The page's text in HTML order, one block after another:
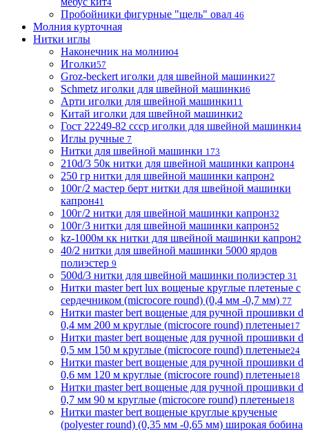
4
Пробойники фигурные "щель" овал 46
Молния курточная
Нитки иглы
Наконечник на молнию4
Иголки57
Groz-beckert иголки для швейной машинки27
Schmetz иголки для швейной машинки6
Арти иголки для швейной машинки11
Китай иголки для швейной машинки2
Гост 22249-82 ссср иголки для швейной машинки4
Иглы ручные 7
Нитки для швейной машинки 173
210d/3 50к нитки для швейной машинки капрон4
250 гр нитки для швейной машинки капрон2
100г/2 мастер берт нитки для швейной машинки
капрон41
100г/2 нитки для швейной машинки капрон32
100г/3 нитки для швейной машинки капрон52
kz-1000м кк нитки для швейной машинки капрон2
40/2 нитки для швейной машинки 5000 ярдов
полиэстер 9
500d/3 нитки для швейной машинки полиэстер 31
Нитки master bert lux вощеные круглые плетеные с
сердечником (microcore round) (0,4 мм -0,7 мм) 77
Нитки master bert вощеные для ручной прошивки d
0,4 мм 200 м круглые (microcore round) плетеные17
Нитки master bert вощеные для ручной прошивки d
0,5 мм 150 м круглые (microcore round) плетеные24
Нитки master bert вощеные для ручной прошивки d
0,6 мм 120 м круглые (microcore round) плетеные18
Нитки master bert вощеные для ручной прошивки d
0,7 мм 90 м круглые (microcore round) плетеные18
Нитки master bert вощеные круглые крученые
(polyester round) (0,35 мм -0,65 мм) широкая бобина